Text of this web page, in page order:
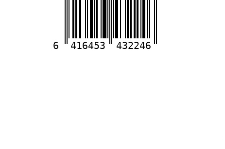
6 416453 432246